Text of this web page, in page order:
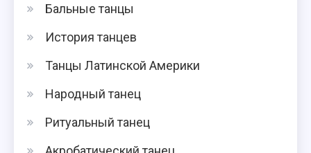
Бальные танцы
История танцев
Танцы Латинской Америки
Народный танец
Ритуальный танец